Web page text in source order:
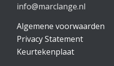
info@marclange.nl
Algemene voorwaarden
Privacy Statement
Keurtekenplaat